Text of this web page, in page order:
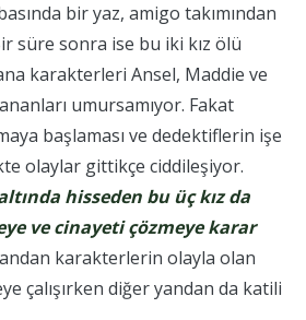
bir yaz, amigo takımından
süre sonra ise bu iki kız ölü
karakterleri Ansel, Maddie ve
umursamıyor. Fakat
başlaması ve dedektiflerin işe
olaylar gittikçe ciddileşiyor.
hisseden bu üç kız da
ve cinayeti çözmeye karar
karakterlerin olayla olan
çalışırken diğer yandan da katili